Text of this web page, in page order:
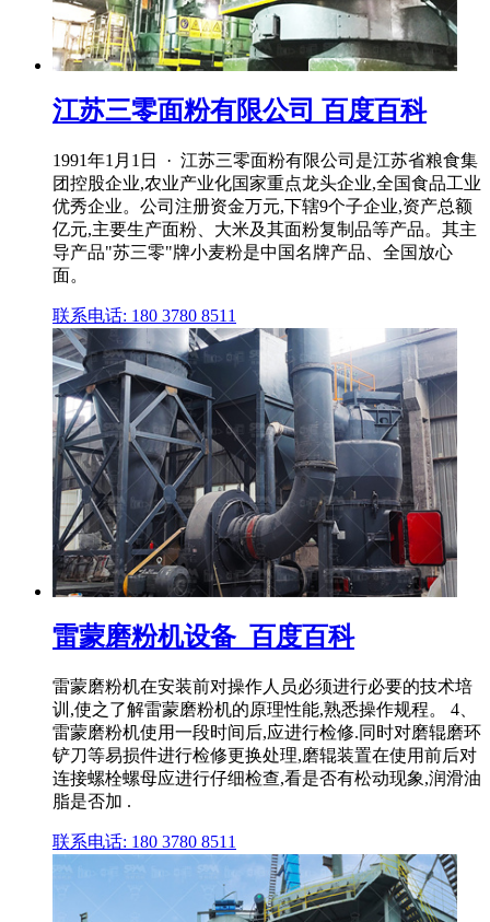
江苏三零面粉有限公司 百度百科
1991年1月1日 · 江苏三零面粉有限公司是江苏省粮食集
团控股企业,农业产业化国家重点龙头企业,全国食品工业
优秀企业。公司注册资金万元,下辖9个子企业,资产总额
亿元,主要生产面粉、大米及其面粉复制品等产品。其主
导产品"苏三零"牌小麦粉是中国名牌产品、全国放心
面。
联系电话: 180 3780 8511
雷蒙磨粉机设备_百度百科
雷蒙磨粉机在安装前对操作人员必须进行必要的技术培
训,使之了解雷蒙磨粉机的原理性能,熟悉操作规程。 4、
雷蒙磨粉机使用一段时间后,应进行检修.同时对磨辊磨环
铲刀等易损件进行检修更换处理,磨辊装置在使用前后对
连接螺栓螺母应进行仔细检查,看是否有松动现象,润滑油
脂是否加 .
联系电话: 180 3780 8511